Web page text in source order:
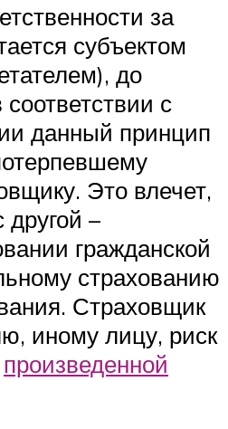
за
субъектом
до
с
данный принцип
Это влечет,
–
гражданской
страхованию
Страховщик
иному лицу, риск
произведенной